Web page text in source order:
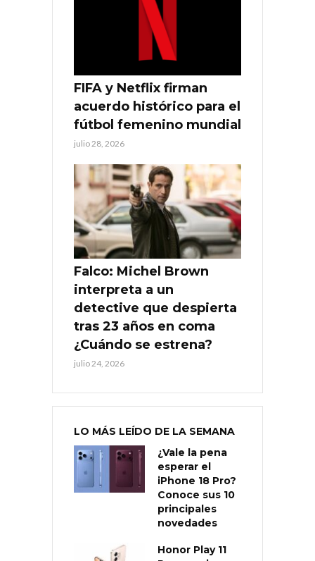
FIFA y Netflix firman
acuerdo histórico para el
fútbol femenino mundial
julio 28, 2026
Falco: Michel Brown
interpreta a un
detective que despierta
tras 23 años en coma
¿Cuándo se estrena?
julio 24, 2026
LO MÁS LEÍDO DE LA SEMANA
¿Vale la pena
esperar el
iPhone 18 Pro?
Conoce sus 10
principales
novedades
Honor Play 11